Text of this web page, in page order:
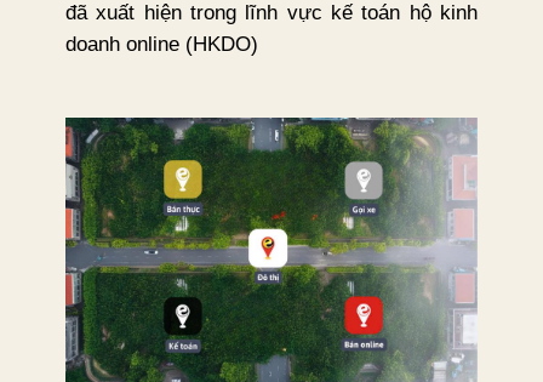
đã xuất hiện trong lĩnh vực kế toán hộ kinh
doanh online (HKDO)